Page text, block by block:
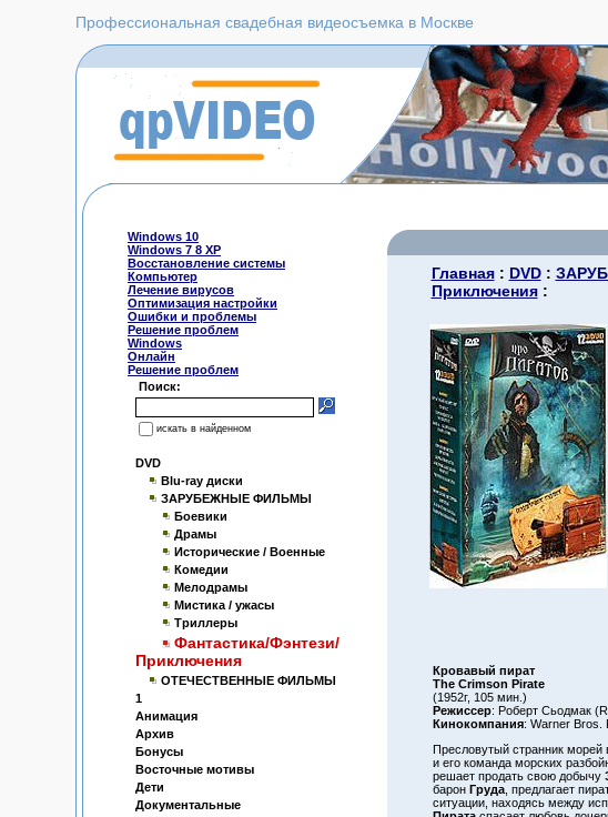
Профессиональная свадебная видеосъемка в Москве
Windows 10
Windows 7 8 XP
Восстановление системы
Компьютер
Лечение вирусов
Оптимизация настройки
Ошибки и проблемы
Решение проблем
Windows
Онлайн
Решение проблем
Поиск:
искать в найденном
DVD
Blu-ray диски
ЗАРУБЕЖНЫЕ ФИЛЬМЫ
Боевики
Драмы
Исторические / Военные
Комедии
Мелодрамы
Мистика / ужасы
Триллеры
Фантастика/Фэнтези/
Приключения
ОТЕЧЕСТВЕННЫЕ ФИЛЬМЫ
1
Анимация
Архив
Бонусы
Восточные мотивы
Дети
Документальные
Главная: DVD:
Приключения:
Кровавый пират
The Crimson Pirate
(1952г, 105 мин.)
Режиссер: Роберт Сьодмак
Кинокомпания: Warner Bros.
Пресловутый странник морей
и его команда морских
решает продать свою добычу
баронГруда, предлагает
ситуации, находясь между